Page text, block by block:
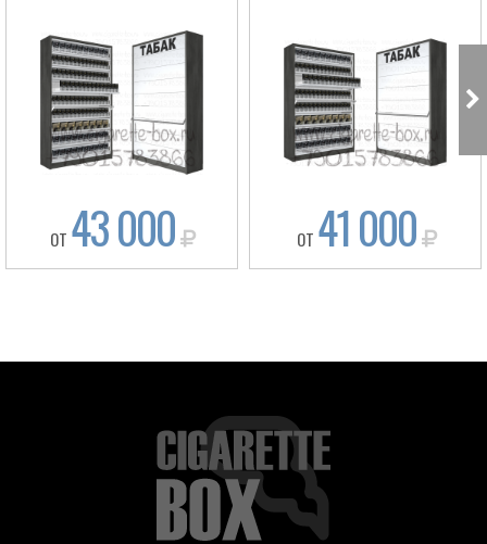
ОТ 43 000 ОТ 41 000